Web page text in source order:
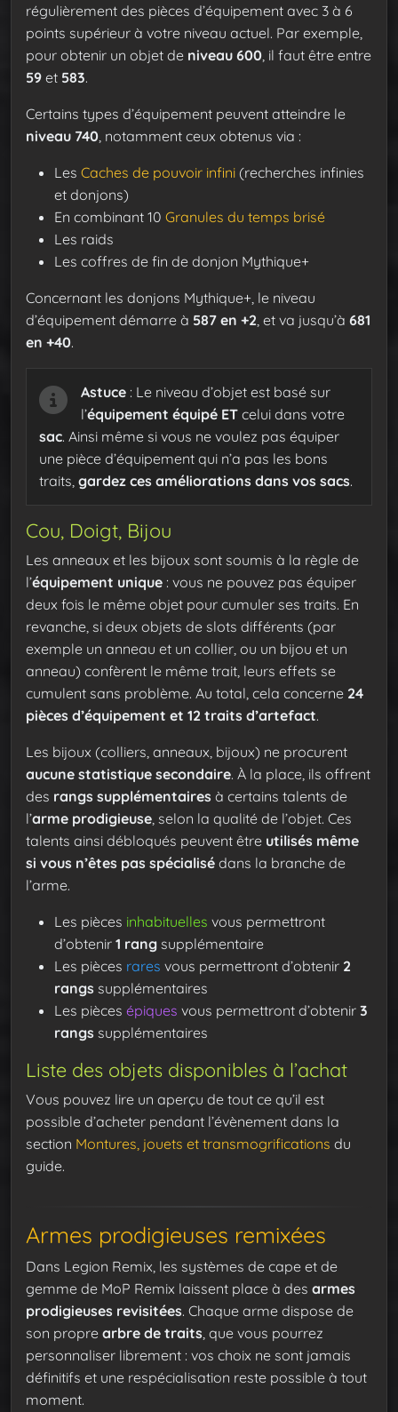
régulièrement des pièces d’équipement avec 3 à 6
points supérieur à votre niveau actuel. Par exemple,
pour obtenir un objet de niveau 600 , il faut être entre
59 et 583.
Certains types d’équipement peuvent atteindre le
niveau 740 , notamment ceux obtenus via :
Les Caches de pouvoir infini (recherches infinies
et donjons)
En combinant 10 Granules du temps brisé
Les raids
Les coffres de fin de donjon Mythique+
Concernant les donjons Mythique+, le niveau
d’équipement démarre à 587 en +2 , et va jusqu’à 681
en +40.
Astuce: Le niveau d’objet est basé sur
l’équipement équipé ETcelui dans votre
sac. Ainsi même si vous ne voulez pas équiper
une pièce d’équipement qui n’a pas les bons
traits, gardez ces améliorations dans vos sacs.
Cou, Doigt, Bijou
Les anneaux et les bijoux sont soumis à la règle de
l’équipement unique : vous ne pouvez pas équiper
deux fois le même objet pour cumuler ses traits. En
revanche, si deux objets de slots différents (par
exemple un anneau et un collier, ou un bijou et un
anneau) confèrent le même trait, leurs effets se
cumulent sans problème. Au total, cela concerne 24
pièces d’équipement et 12 traits d’artefact.
Les bijoux (colliers, anneaux, bijoux) ne procurent
aucune statistique secondaire. À la place, ils offrent
des rangs supplémentaires à certains talents de
l’arme prodigieuse , selon la qualité de l’objet. Ces
talents ainsi débloqués peuvent être utilisés même
si vous n’êtes pas spécialisé dans la branche de
l’arme.
Les pièces inhabituelles vous permettront
d’obtenir 1 rang supplémentaire
Les pièces rares vous permettront d’obtenir 2
rangs supplémentaires
Les pièces épiques vous permettront d’obtenir 3
rangs supplémentaires
Liste des objets disponibles à l’achat
Vous pouvez lire un aperçu de tout ce qu’il est
possible d’acheter pendant l’évènement dans la
section Montures, jouets et transmogrifications du
guide.
Armes prodigieuses remixées
Dans Legion Remix, les systèmes de cape et de
gemme de MoP Remix laissent place à des armes
prodigieuses revisitées. Chaque arme dispose de
son propre arbre de traits , que vous pourrez
personnaliser librement : vos choix ne sont jamais
définitifs et une respécialisation reste possible à tout
moment.